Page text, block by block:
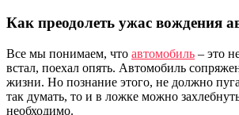
Как преодолеть ужас вождения
Все мы понимаем, что автомобиль – это
встал, поехал опять. Автомобиль
жизни. Но познание этого, не должно
так думать, то и в ложке можно
необходимо.